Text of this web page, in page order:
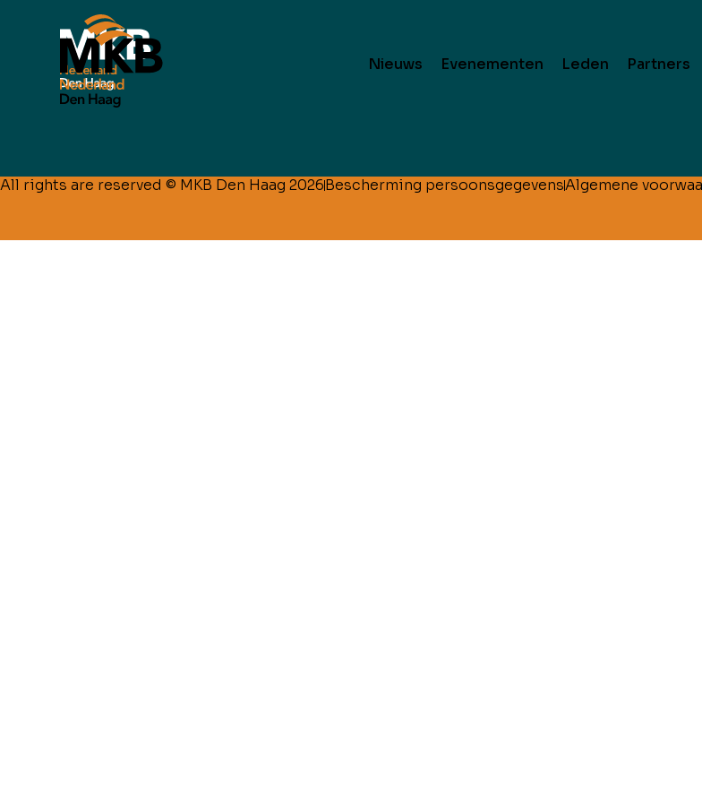
Nieuws Evenementen Leden Partners
All rights are reserved © MKB Den Haag 2026Bescherming persoonsgegevensAlgemene